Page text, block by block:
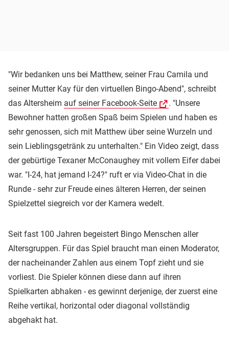
"Wir bedanken uns bei Matthew, seiner Frau Camila und
seiner Mutter Kay für den virtuellen Bingo-Abend", schreibt
das Altersheim auf seiner Facebook-Seite
. "Unsere
Bewohner hatten großen Spaß beim Spielen und haben es
sehr genossen, sich mit Matthew über seine Wurzeln und
sein Lieblingsgetränk zu unterhalten." Ein Video zeigt, dass
der gebürtige Texaner McConaughey mit vollem Eifer dabei
war. "I-24, hat jemand I-24?" ruft er via Video-Chat in die
Runde - sehr zur Freude eines älteren Herren, der seinen
Spielzettel siegreich vor der Kamera wedelt.
Seit fast 100 Jahren begeistert Bingo Menschen aller
Altersgruppen. Für das Spiel braucht man einen Moderator,
der nacheinander Zahlen aus einem Topf zieht und sie
vorliest. Die Spieler können diese dann auf ihren
Spielkarten abhaken - es gewinnt derjenige, der zuerst eine
Reihe vertikal, horizontal oder diagonal vollständig
abgehakt hat.